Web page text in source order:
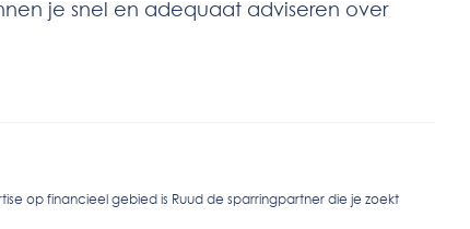
je snel en adequaat adviseren over
op financieel gebied is Ruud de sparringpartner die je zoekt